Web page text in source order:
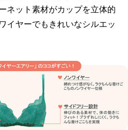
ネット素材がカップを立体的
イヤーでもきれいなシルエッ